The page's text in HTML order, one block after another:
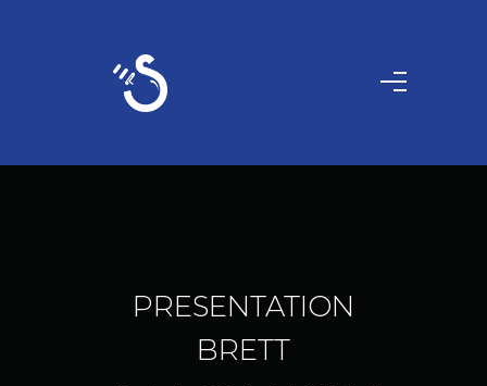
PRESENTATION
BRETT